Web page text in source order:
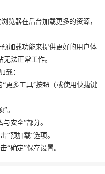
览器在后台加载更多的资源，
加载功能来提供更好的用户体
法正常工作。
载：
更多工具”按钮（或使用快捷键
。
安全”部分。
“预加载”选项。
“确定”保存设置。